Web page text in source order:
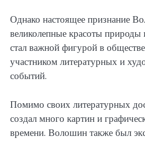
Однако настоящее признание
великолепные красоты
стал важной фигурой в
участником литературных и
событий.
Помимо своих литературных
создал много картин и
времени. Волошин также был